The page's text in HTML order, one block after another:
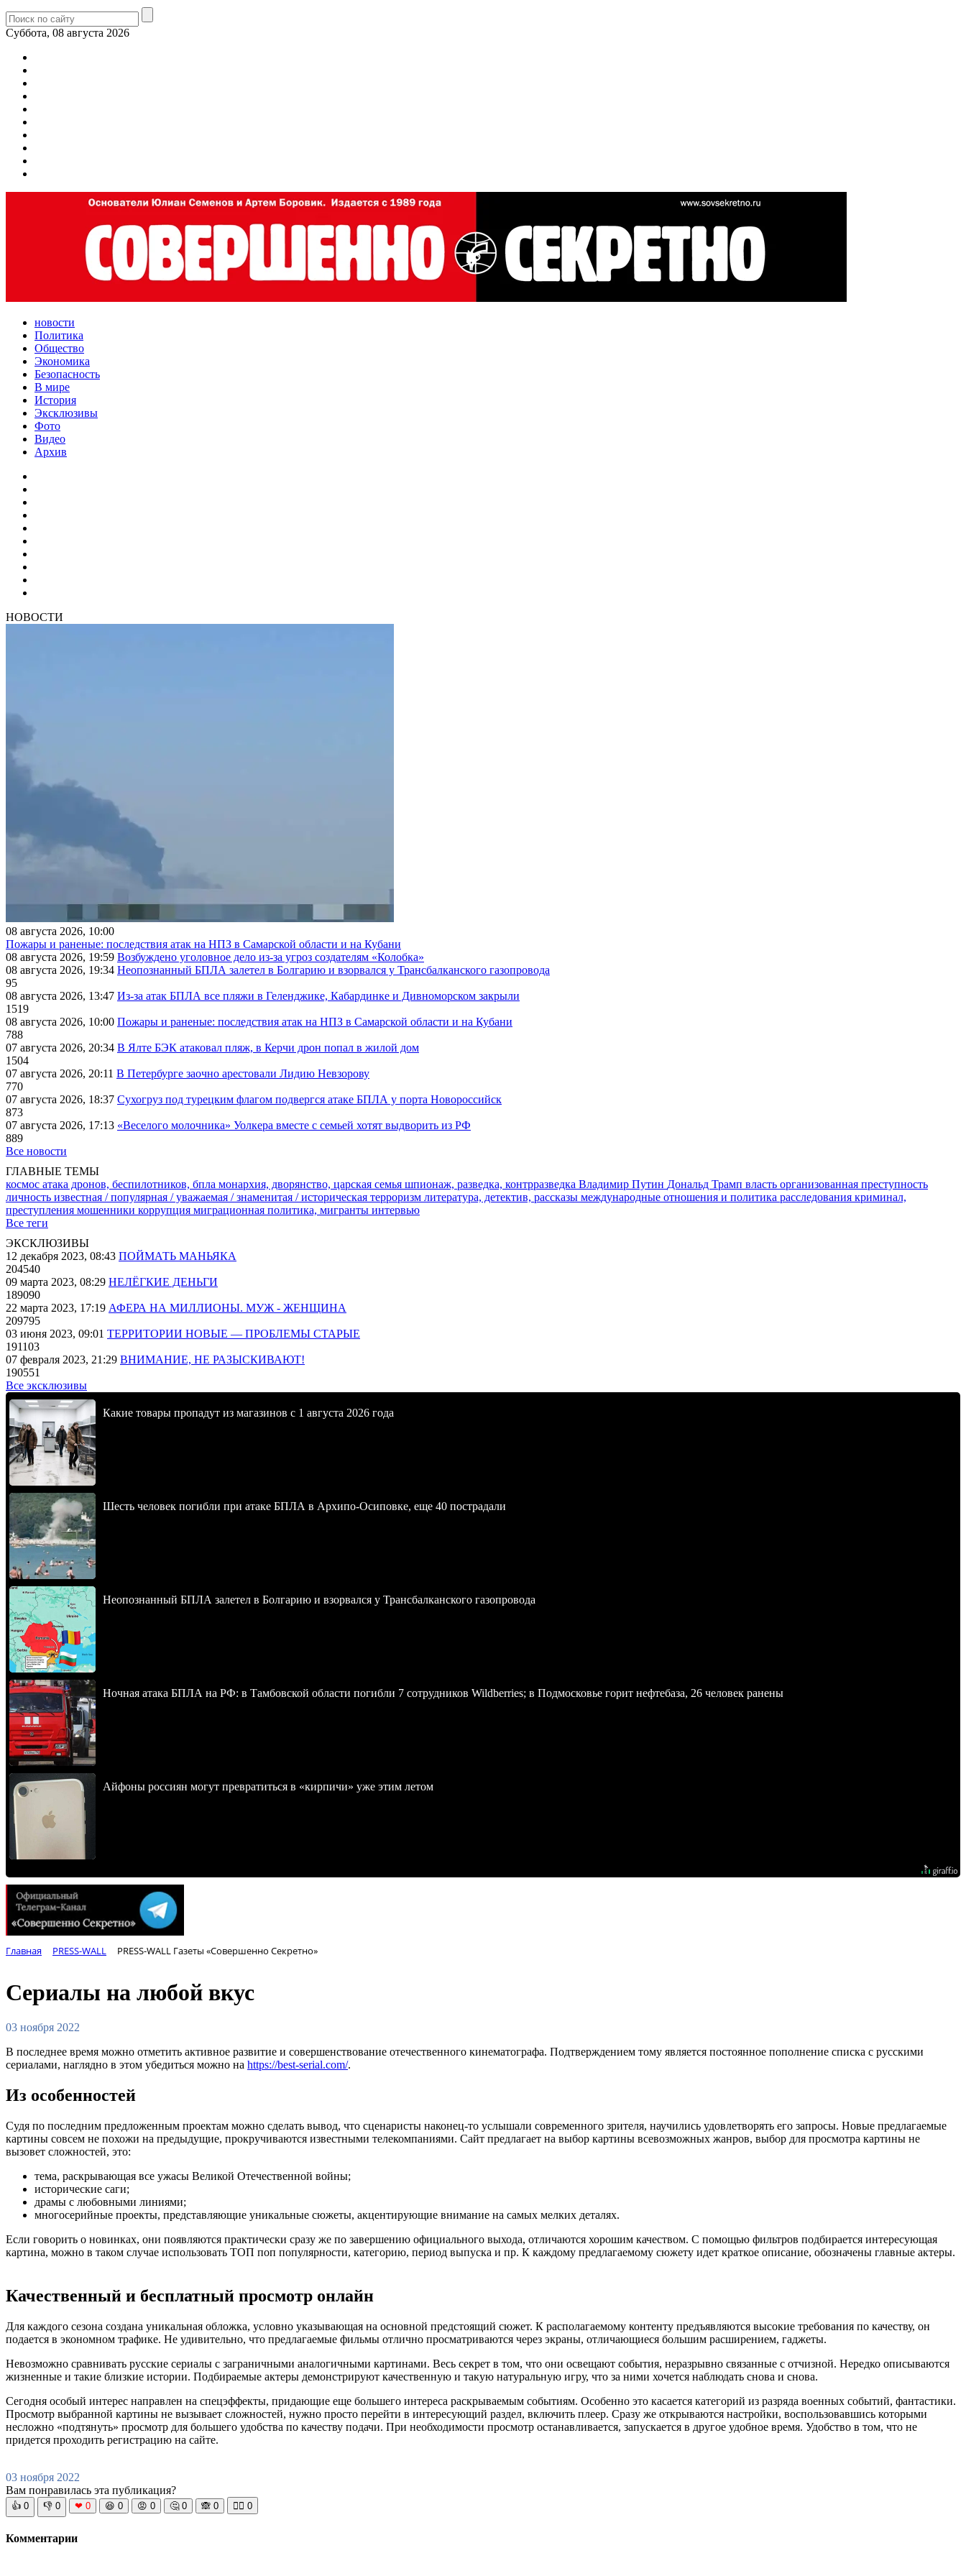
Суббота, 08 августа 2026
новости
Политика
Общество
Экономика
Безопасность
В мире
История
Эксклюзивы
Фото
Видео
Архив
НОВОСТИ
08 августа 2026, 10:00
Пожары и раненые: последствия атак на НПЗ в Самарской области и на Кубани
08 августа 2026, 19:59 Возбуждено уголовное дело из-за угроз создателям «Колобка»
08 августа 2026, 19:34 Неопознанный БПЛА залетел в Болгарию и взорвался у Трансбалканского газопровода
95
08 августа 2026, 13:47 Из-за атак БПЛА все пляжи в Геленджике, Кабардинке и Дивноморском закрыли
1519
08 августа 2026, 10:00 Пожары и раненые: последствия атак на НПЗ в Самарской области и на Кубани
788
07 августа 2026, 20:34 В Ялте БЭК атаковал пляж, в Керчи дрон попал в жилой дом
1504
07 августа 2026, 20:11 В Петербурге заочно арестовали Лидию Невзорову
770
07 августа 2026, 18:37 Сухогруз под турецким флагом подвергся атаке БПЛА у порта Новороссийск
873
07 августа 2026, 17:13 «Веселого молочника» Уолкера вместе с семьей хотят выдворить из РФ
889
Все новости
ГЛАВНЫЕ ТЕМЫ
космос атака дронов, беспилотников, бпла монархия, дворянство, царская семья шпионаж, разведка, контрразведка Владимир Путин Дональд Трамп власть организованная преступность
личность известная / популярная / уважаемая / знаменитая / историческая терроризм литература, детектив, рассказы международные отношения и политика расследования криминал,
преступления мошенники коррупция миграционная политика, мигранты интервью
Все теги
ЭКСКЛЮЗИВЫ
12 декабря 2023, 08:43 ПОЙМАТЬ МАНЬЯКА
204540
09 марта 2023, 08:29 НЕЛЁГКИЕ ДЕНЬГИ
189090
22 марта 2023, 17:19 АФЕРА НА МИЛЛИОНЫ. МУЖ - ЖЕНЩИНА
209795
03 июня 2023, 09:01 ТЕРРИТОРИИ НОВЫЕ — ПРОБЛЕМЫ СТАРЫЕ
191103
07 февраля 2023, 21:29 ВНИМАНИЕ, НЕ РАЗЫСКИВАЮТ!
190551
Все эксклюзивы
Какие товары пропадут из магазинов с 1 августа 2026 года
Шесть человек погибли при атаке БПЛА в Архипо-Осиповке, еще 40 пострадали
Неопознанный БПЛА залетел в Болгарию и взорвался у Трансбалканского газопровода
Ночная атака БПЛА на РФ: в Тамбовской области погибли 7 сотрудников Wildberries; в Подмосковье горит нефтебаза, 26 человек ранены
Айфоны россиян могут превратиться в «кирпичи» уже этим летом
Главная PRESS-WALL PRESS-WALL Газеты «Совершенно Секретно»
Сериалы на любой вкус
03 ноября 2022
В последнее время можно отметить активное развитие и совершенствование отечественного кинематографа. Подтверждением тому является постоянное пополнение списка с русскими
сериалами, наглядно в этом убедиться можно на https://best-serial.com/.
Из особенностей
Судя по последним предложенным проектам можно сделать вывод, что сценаристы наконец-то услышали современного зрителя, научились удовлетворять его запросы. Новые предлагаемые
картины совсем не похожи на предыдущие, прокручиваются известными телекомпаниями. Сайт предлагает на выбор картины всевозможных жанров, выбор для просмотра картины не
вызовет сложностей, это:
тема, раскрывающая все ужасы Великой Отечественной войны;
исторические саги;
драмы с любовными линиями;
многосерийные проекты, представляющие уникальные сюжеты, акцентирующие внимание на самых мелких деталях.
Если говорить о новинках, они появляются практически сразу же по завершению официального выхода, отличаются хорошим качеством. С помощью фильтров подбирается интересующая
картина, можно в таком случае использовать ТОП поп популярности, категорию, период выпуска и пр. К каждому предлагаемому сюжету идет краткое описание, обозначены главные актеры.
Качественный и бесплатный просмотр онлайн
Для каждого сезона создана уникальная обложка, условно указывающая на основной предстоящий сюжет. К располагаемому контенту предъявляются высокие требования по качеству, он
подается в экономном трафике. Не удивительно, что предлагаемые фильмы отлично просматриваются через экраны, отличающиеся большим расширением, гаджеты.
Невозможно сравнивать русские сериалы с заграничными аналогичными картинами. Весь секрет в том, что они освещают события, неразрывно связанные с отчизной. Нередко описываются
жизненные и такие близкие истории. Подбираемые актеры демонстрируют качественную и такую натуральную игру, что за ними хочется наблюдать снова и снова.
Сегодня особый интерес направлен на спецэффекты, придающие еще большего интереса раскрываемым событиям. Особенно это касается категорий из разряда военных событий, фантастики.
Просмотр выбранной картины не вызывает сложностей, нужно просто перейти в интересующий раздел, включить плеер. Сразу же открываются настройки, воспользовавшись которыми
несложно «подтянуть» просмотр для большего удобства по качеству подачи. При необходимости просмотр останавливается, запускается в другое удобное время. Удобство в том, что не
придется проходить регистрацию на сайте.
03 ноября 2022
Вам понравилась эта публикация?
👍 0 👎 0 ❤ 0 😆 0 😡 0 🤔 0 🙈 0 🧘‍♀️ 0
Комментарии